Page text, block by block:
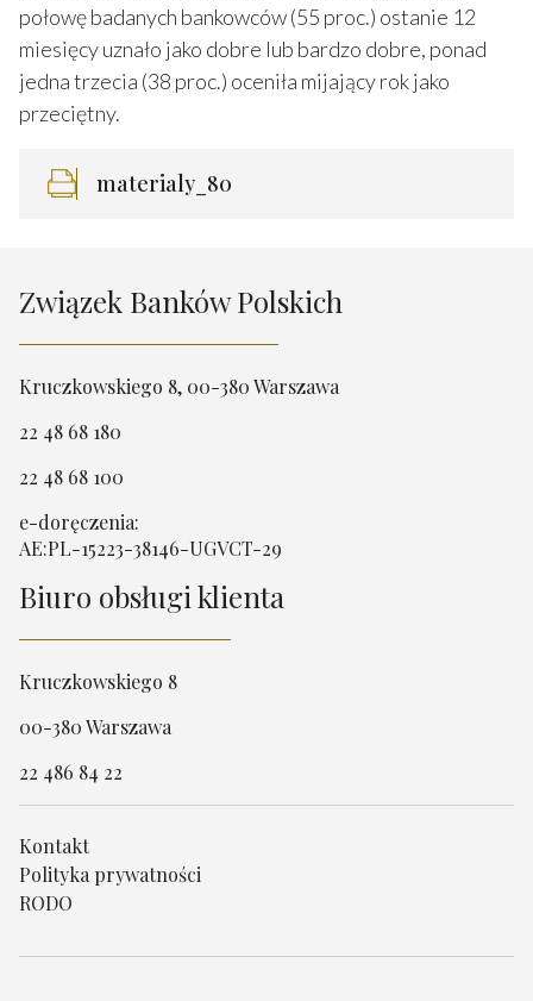
połowę badanych bankowców (55 proc.) ostanie 12
miesięcy uznało jako dobre lub bardzo dobre, ponad
jedna trzecia (38 proc.) oceniła mijający rok jako
przeciętny.
materialy_80
Związek Banków Polskich
Kruczkowskiego 8, 00-380 Warszawa
22 48 68 180
22 48 68 100
e-doręczenia:
AE:PL-15223-38146-UGVCT-29
Biuro obsługi klienta
Kruczkowskiego 8
00-380 Warszawa
22 486 84 22
Kontakt
Polityka prywatności
RODO